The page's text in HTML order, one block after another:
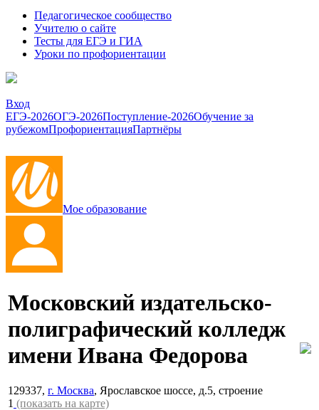
Педагогическое сообщество
Учителю о сайте
Тесты для ЕГЭ и ГИА
Уроки по профориентации
Вход
ЕГЭ-2026ОГЭ-2026Поступление-2026Обучение за
рубежомПрофориентацияПартнёры
Мое образование
Московский издательско-
полиграфический колледж
имени Ивана Федорова
129337, г. Москва, Ярославское шоссе, д.5, строение
1 (показать на карте)